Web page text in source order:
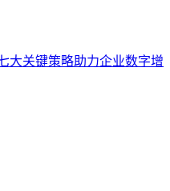
大关键策略助力企业数字增